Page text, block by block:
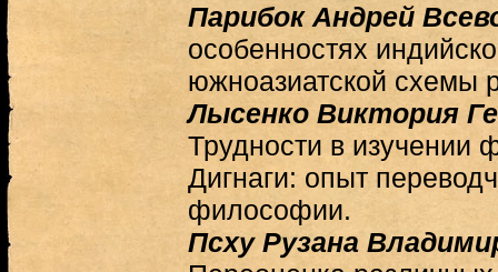
Парибок Андрей
особенностях
южноазиатской схемы
Лысенко Виктория
Трудности в изучении
Дигнаги: опыт
философии.
Псху Рузана